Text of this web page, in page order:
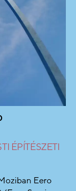
ÉPÍTÉSZETI
Eero